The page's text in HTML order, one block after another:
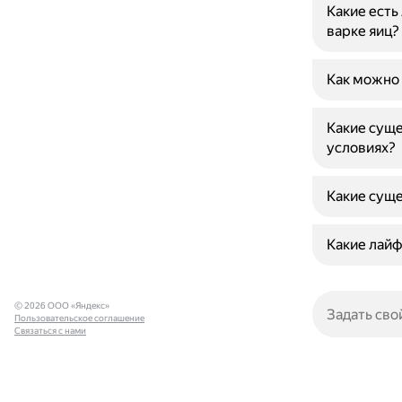
Какие
варке яиц?
Как можно
Какие
условиях?
Какие
Какие
© 2026 ООО «Яндекс»
Пользовательское соглашение
Связаться с нами